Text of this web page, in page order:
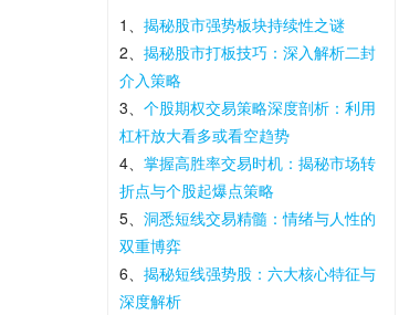
1、揭秘股市强势板块持续性之谜
2、揭秘股市打板技巧：深入解析二封
介入策略
3、个股期权交易策略深度剖析：利用
杠杆放大看多或看空趋势
4、掌握高胜率交易时机：揭秘市场转
折点与个股起爆点策略
5、洞悉短线交易精髓：情绪与人性的
双重博弈
6、揭秘短线强势股：六大核心特征与
深度解析